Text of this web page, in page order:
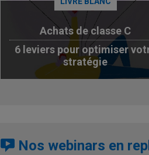
Achats de classe C
6 leviers pour optimiser
stratégie
Nos webinars en